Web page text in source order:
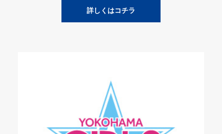
詳しくはコチラ